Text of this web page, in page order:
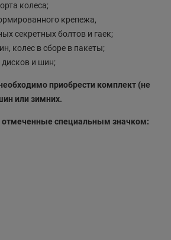
колеса;
крепежа,
секретных болтов и гаек;
колес в сборе в пакеты;
и шин;
приобрести комплект (не
или зимних.
отмеченные специальным значком: